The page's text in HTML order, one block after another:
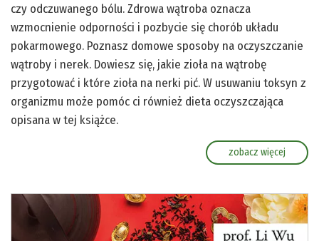
czy odczuwanego bólu. Zdrowa wątroba oznacza
wzmocnienie odporności i pozbycie się chorób układu
pokarmowego. Poznasz domowe sposoby na oczyszczanie
wątroby i nerek. Dowiesz się, jakie zioła na wątrobę
przygotować i które zioła na nerki pić. W usuwaniu toksyn z
organizmu może pomóc ci również dieta oczyszczająca
opisana w tej książce.
zobacz więcej